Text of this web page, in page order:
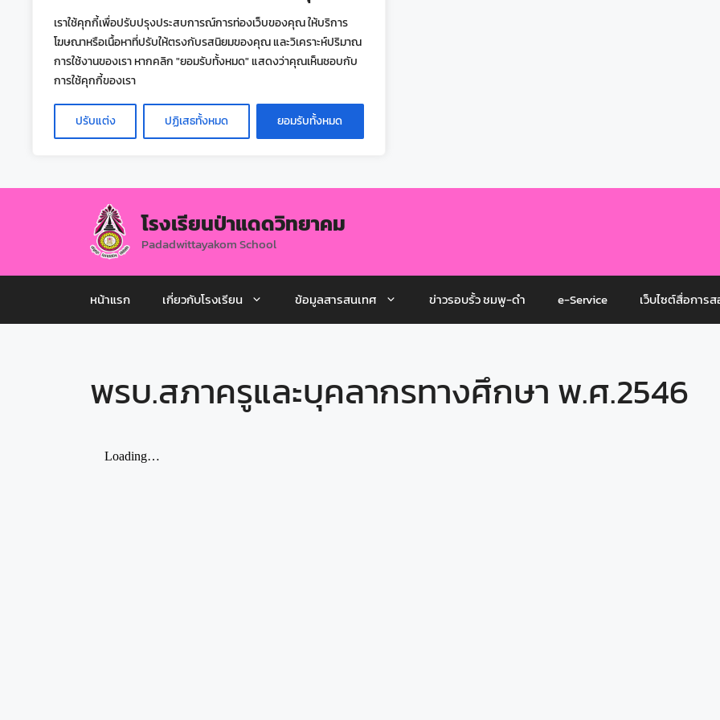
เราใช้คุกกี้เพื่อปรับปรุงประสบการณ์การท่องเว็บของคุณ ให้บริการ
โฆษณาหรือเนื้อหาที่ปรับให้ตรงกับรสนิยมของคุณ และวิเคราะห์ปริมาณ
การใช้งานของเรา หากคลิก "ยอมรับทั้งหมด" แสดงว่าคุณเห็นชอบกับ
การใช้คุกกี้ของเรา
ปรับแต่ง ปฏิเสธทั้งหมด ยอมรับทั้งหมด
โรงเรียนป่าแดดวิทยาคม
Padadwittayakom School
หน้าแรก เกี่ยวกับโรงเรียน ข้อมูลสารสนเทศ ข่าวรอบรั้ว ชมพู-ดำ e-Service เว็บไซต์สื่อการ
พรบ.สภาครูและบุคลากรทางศึกษา พ.ศ.2546